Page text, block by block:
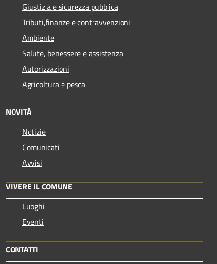
Giustizia e sicurezza pubblica
Tributi,finanze e contravvenzioni
Ambiente
Salute, benessere e assistenza
Autorizzazioni
Agricoltura e pesca
NOVITÀ
Notizie
Comunicati
Avvisi
VIVERE IL COMUNE
Luoghi
Eventi
CONTATTI